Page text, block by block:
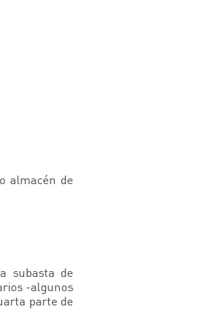
almacén de
subasta de
-algunos
parte de